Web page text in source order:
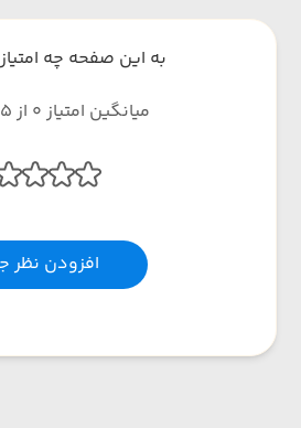
به این صفحه چه
میانگین امتیاز 0 از 5 ( از 0 رای )
افزودن نظر